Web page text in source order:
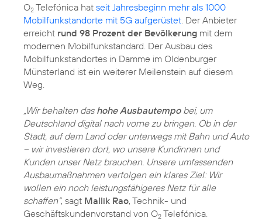
O2 Telefónica hat seit Jahresbeginn mehr als 1000
Mobilfunkstandorte mit 5G aufgerüstet . Der Anbieter
erreicht rund 98 Prozent der Bevölkerung mit dem
modernen Mobilfunkstandard. Der Ausbau des
Mobilfunkstandortes in Damme im Oldenburger
Münsterland ist ein weiterer Meilenstein auf diesem
Weg.
„Wir behalten das hohe Ausbautempobei, um
Deutschland digital nach vorne zu bringen. Ob in der
Stadt, auf dem Land oder unterwegs mit Bahn und Auto
– wir investieren dort, wo unsere Kundinnen und
Kunden unser Netz brauchen. Unsere umfassenden
Ausbaumaßnahmen verfolgen ein klares Ziel: Wir
wollen ein noch leistungsfähigeres Netz für alle
schaffen“, sagt Mallik Rao, Technik- und
Geschäftskundenvorstand von O2 Telefónica.